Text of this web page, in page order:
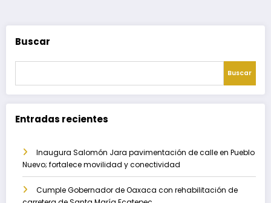
Buscar
Buscar
Entradas recientes
Inaugura Salomón Jara pavimentación de calle en Pueblo
Nuevo; fortalece movilidad y conectividad
Cumple Gobernador de Oaxaca con rehabilitación de